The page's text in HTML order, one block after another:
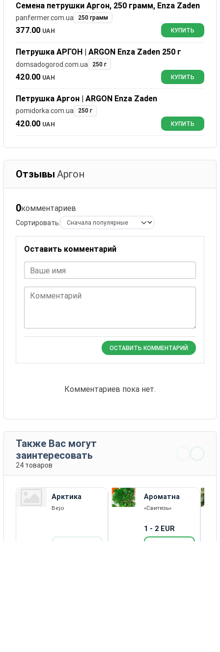
Семена петрушки Аргон, 250 грамм, Enza Zaden
panfermer.com.ua 250 грамм
377.00 UAH КУПИТЬ
Петрушка АРГОН | ARGON Enza Zaden 250 г
domsadogorod.com.ua 250 г
420.00 UAH КУПИТЬ
Петрушка Аргон | ARGON Enza Zaden
pomidorka.com.ua 250 г
420.00 UAH КУПИТЬ
Отзывы Аргон
0комментариев
Сортировать:
Оставить комментарий
Ваше имя
Комментарий
ОСТАВИТЬ КОММЕНТАРИЙ
Комментариев пока нет.
Также Вас могут
заинтересовать
24 товаров
Арктика
Bejo
Ароматна
«Свитязь»
1 - 2 EUR